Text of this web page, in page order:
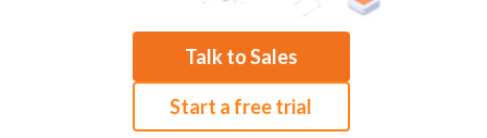
Talk to Sales
Start a free trial